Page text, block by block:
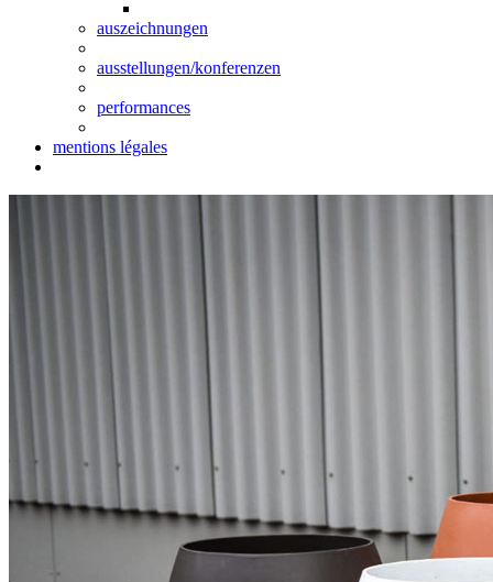
auszeichnungen
ausstellungen/konferenzen
performances
mentions légales